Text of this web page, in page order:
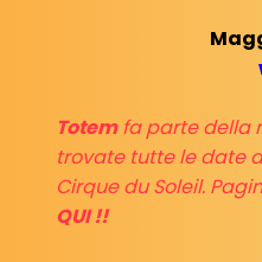
Totemfa parte della
trovate tutte le date
Cirque du Soleil.
QUI !!